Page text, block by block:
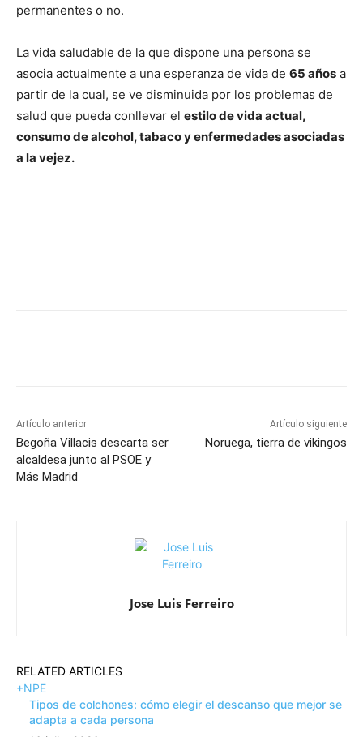
permanentes o no.
La vida saludable de la que dispone una persona se
asocia actualmente a una esperanza de vida de 65 años a
partir de la cual, se ve disminuida por los problemas de
salud que pueda conllevar el estilo de vida actual,
consumo de alcohol, tabaco y enfermedades asociadas
a la vejez.
Artículo anterior
Begoña Villacis descarta ser
alcaldesa junto al PSOE y
Más Madrid
Artículo siguiente
Noruega, tierra de vikingos
Jose Luis Ferreiro
RELATED ARTICLES
+NPE
Tipos de colchones: cómo elegir el descanso que mejor se
adapta a cada persona